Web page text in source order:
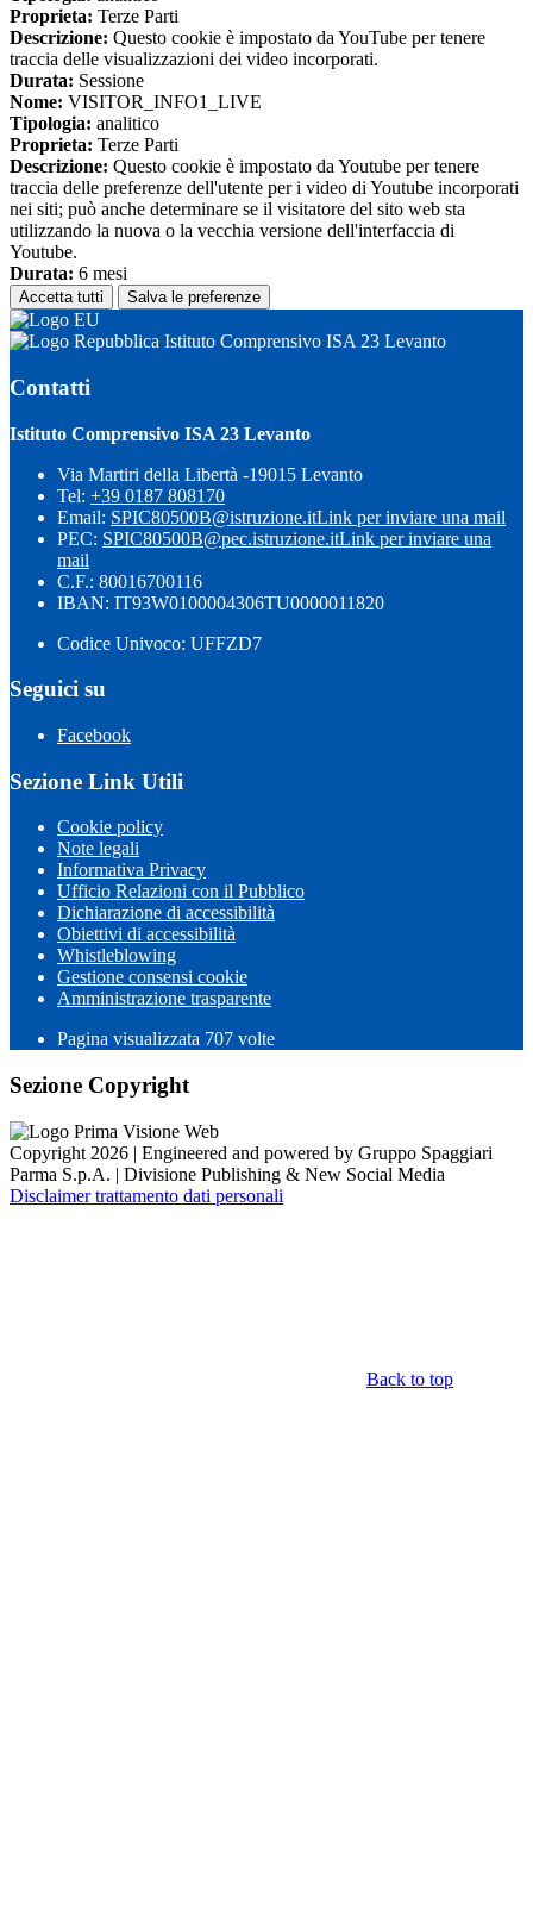
Proprieta: Terze Parti
Descrizione: Questo cookie è impostato da YouTube per tenere
traccia delle visualizzazioni dei video incorporati.
Durata: Sessione
Nome: VISITOR_INFO1_LIVE
Tipologia: analitico
Proprieta: Terze Parti
Descrizione: Questo cookie è impostato da Youtube per tenere
traccia delle preferenze dell'utente per i video di Youtube incorporati
nei siti; può anche determinare se il visitatore del sito web sta
utilizzando la nuova o la vecchia versione dell'interfaccia di
Youtube.
Durata: 6 mesi
Accetta tutti Salva le preferenze
Istituto Comprensivo ISA 23 Levanto
Contatti
Istituto Comprensivo ISA 23 Levanto
Via Martiri della Libertà -19015 Levanto
Tel: +39 0187 808170
Email: SPIC80500B@istruzione.itLink per inviare una mail
PEC: SPIC80500B@pec.istruzione.itLink per inviare una
mail
C.F.: 80016700116
IBAN: IT93W0100004306TU0000011820
Codice Univoco: UFFZD7
Seguici su
Facebook
Sezione Link Utili
Cookie policy
Note legali
Informativa Privacy
Ufficio Relazioni con il Pubblico
Dichiarazione di accessibilità
Obiettivi di accessibilità
Whistleblowing
Gestione consensi cookie
Amministrazione trasparente
Pagina visualizzata 707 volte
Sezione Copyright
Copyright 2026 | Engineered and powered by Gruppo Spaggiari
Parma S.p.A. | Divisione Publishing & New Social Media
Disclaimer trattamento dati personali
Back to top